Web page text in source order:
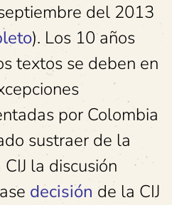
del 2013
). Los 10 años
textos se deben en
por Colombia
sustraer de la
la discusión
decisión de la CIJ